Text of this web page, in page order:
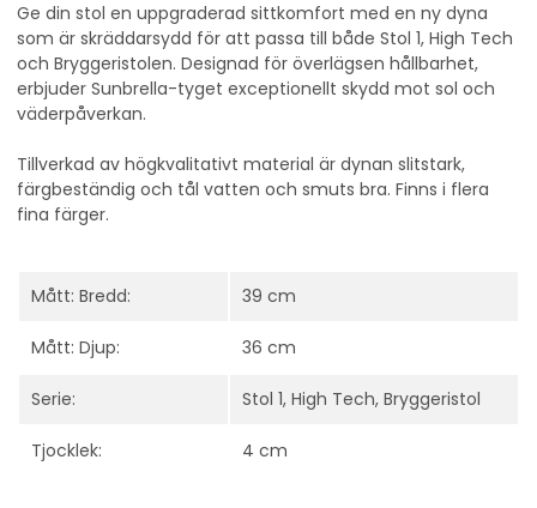
Ge din stol en uppgraderad sittkomfort med en ny dyna
som är skräddarsydd för att passa till både Stol 1, High Tech
och Bryggeristolen. Designad för överlägsen hållbarhet,
erbjuder Sunbrella-tyget exceptionellt skydd mot sol och
väderpåverkan.
Tillverkad av högkvalitativt material är dynan slitstark,
färgbeständig och tål vatten och smuts bra. Finns i flera
fina färger.
Mått: Bredd: 39 cm
Mått: Djup: 36 cm
Serie: Stol 1, High Tech, Bryggeristol
Tjocklek: 4 cm